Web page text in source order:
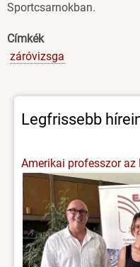
Sportcsarnokban.
Címkék
záróvizsga
Legfrissebb
Amerikai professzor az